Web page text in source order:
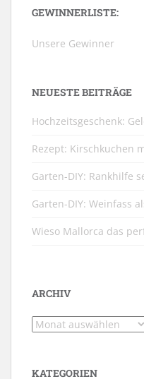
GEWINNERLISTE:
Unsere Gewinner
NEUESTE BEITRÄGE
Hochzeitsgeschenk:
Rezept: Kirschkuchen
Garten-DIY: Rankhilfe
Garten-DIY: Weinfass
Wieso Mallorca das
ARCHIV
Archiv
KATEGORIEN